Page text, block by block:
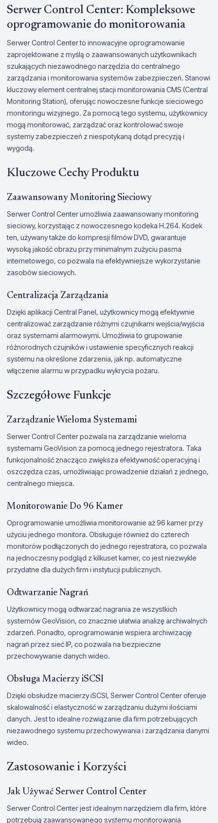
Serwer Control Center: Kompleksowe
oprogramowanie do monitorowania
Serwer Control Center to innowacyjne oprogramowanie
zaprojektowane z myślą o zaawansowanych użytkownikach
szukających niezawodnego narzędzia do centralnego
zarządzania i monitorowania systemów zabezpieczeń. Stanowi
kluczowy element centralnej stacji monitorowania CMS (Central
Monitoring Station), oferując nowoczesne funkcje sieciowego
monitoringu wizyjnego. Za pomocą tego systemu, użytkownicy
mogą monitorować, zarządzać oraz kontrolować swoje
systemy zabezpieczeń z niespotykaną dotąd precyzją i
wygodą.
Kluczowe Cechy Produktu
Zaawansowany Monitoring Sieciowy
Serwer Control Center umożliwia zaawansowany monitoring
sieciowy, korzystając z nowoczesnego kodeka H.264. Kodek
ten, używany także do kompresji filmów DVD, gwarantuje
wysoką jakość obrazu przy minimalnym zużyciu pasma
internetowego, co pozwala na efektywniejsze wykorzystanie
zasobów sieciowych.
Centralizacja Zarządzania
Dzięki aplikacji Central Panel, użytkownicy mogą efektywnie
centralizować zarządzanie różnymi czujnikami wejścia/wyjścia
oraz systemami alarmowymi. Umożliwia to grupowanie
różnorodnych czujników i ustawienie specyficznych reakcji
systemu na określone zdarzenia, jak np. automatyczne
włączenie alarmu w przypadku wykrycia pożaru.
Szczegółowe Funkcje
Zarządzanie Wieloma Systemami
Serwer Control Center pozwala na zarządzanie wieloma
systemami GeoVision za pomocą jednego rejestratora. Taka
funkcjonalność znacząco zwiększa efektywność operacyjną i
oszczędza czas, umożliwiając prowadzenie działań z jednego,
centralnego miejsca.
Monitorowanie Do 96 Kamer
Oprogramowanie umożliwia monitorowanie aż 96 kamer przy
użyciu jednego monitora. Obsługuje również do czterech
monitorów podłączonych do jednego rejestratora, co pozwala
na jednoczesny podgląd z kilkuset kamer, co jest niezwykle
przydatne dla dużych firm i instytucji publicznych.
Odtwarzanie Nagrań
Użytkownicy mogą odtwarzać nagrania ze wszystkich
systemów GeoVision, co znacznie ułatwia analizę archiwalnych
zdarzeń. Ponadto, oprogramowanie wspiera archiwizację
nagrań przez sieć IP, co pozwala na bezpieczne
przechowywanie danych wideo.
Obsługa Macierzy iSCSI
Dzięki obsłudze macierzy iSCSI, Serwer Control Center oferuje
skalowalność i elastyczność w zarządzaniu dużymi ilościami
danych. Jest to idealne rozwiązanie dla firm potrzebujących
niezawodnego systemu przechowywania i zarządzania danymi
wideo.
Zastosowanie i Korzyści
Jak Używać Serwer Control Center
Serwer Control Center jest idealnym narzędziem dla firm, które
potrzebują zaawansowanego systemu monitorowania